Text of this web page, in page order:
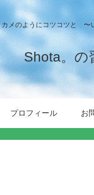
カメのようにコツコツと 〜
Shota。の
プロフィール お